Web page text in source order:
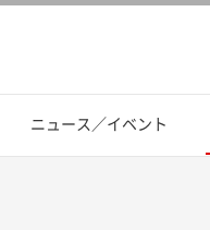
ニュース／イベント